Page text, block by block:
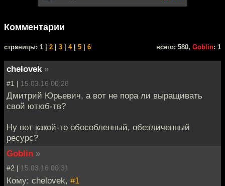
Комментарии
cтраницы: 1 | 2 3 4| 5 6 всего: 580, Goblin: 1
chelovek »
#1 | 15.03.16 00:28
Дмитрий Юрьевич, а вот не пора ли выращивать
свой ютюб-тв?
Ну вот какой-то обособленный, обезличенный
ресурс?
Goblin »
#2 | 15.03.16 00:31
Кому: chelovek, #1